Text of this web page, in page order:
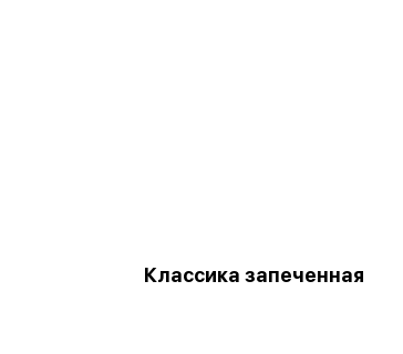
Классика запеченная